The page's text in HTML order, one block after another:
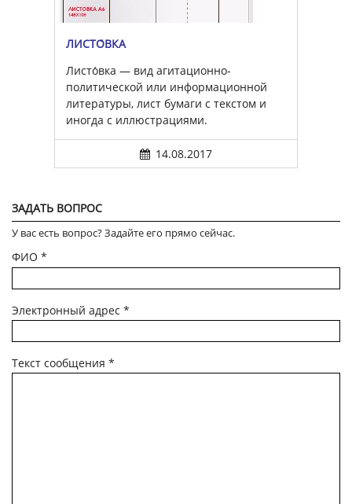
ЛИСТО́ВКА
Листо́вка — вид агитационно-
политической или информационной
литературы, лист бумаги с текстом и
иногда с иллюстрациями.
14.08.2017
ЗАДАТЬ ВОПРОС
У вас есть вопрос? Задайте его прямо сейчас.
ФИО *
Электронный адрес *
Текст сообщения *